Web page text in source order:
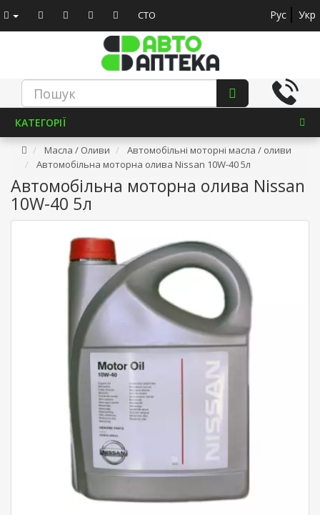
СТО Рус Укр
КАТЕГОРІЇ
Масла / Оливи
Автомобільні моторні масла / оливи
Автомобільна моторна олива Nissan 10W-40 5л
Автомобільна моторна олива Nissan
10W-40 5л